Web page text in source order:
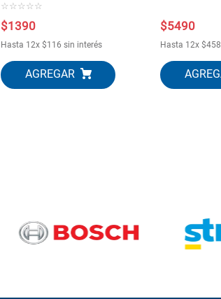
☆ ☆ ☆ ☆ ☆
$1390
Hasta 12x $116 sin interés
$5490
Hasta 12x$458